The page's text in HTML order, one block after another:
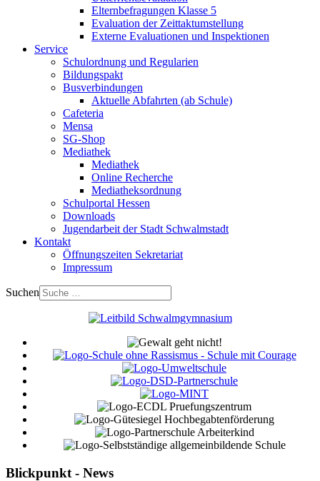
Elternbefragungen Klasse 5
Evaluation der Zeittaktumstellung
Externe Evaluationen und Inspektionen
Service
Schulordnung und Regularien
Bildungspakt
Busverbindungen
Aktuelle Abfahrten (ab Schule)
Cafeteria
Mensa
SG-Shop
Mediathek
Mediathek
Online Recherche
Mediatheksordnung
Schulportal Hessen
Downloads
Jugendarbeit der Stadt Schwalmstadt
Kontakt
Öffnungszeiten Sekretariat
Impressum
Suchen
Blickpunkt - News